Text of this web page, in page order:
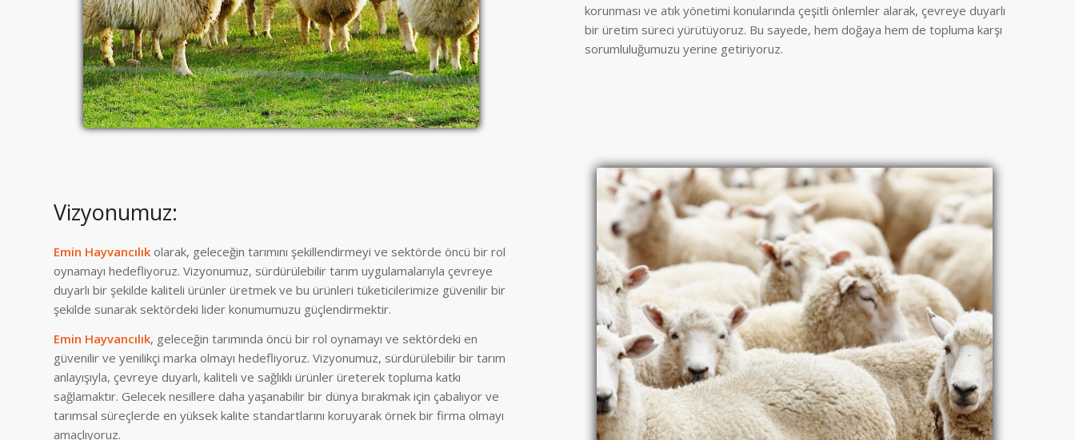
korunması ve atık yönetimi konularında çeşitli önlemler alarak, çevreye duyarlı
bir üretim süreci yürütüyoruz. Bu sayede, hem doğaya hem de topluma karşı
sorumluluğumuzu yerine getiriyoruz.
Vizyonumuz:
Emin Hayvancılık olarak, geleceğin tarımını şekillendirmeyi ve sektörde öncü bir rol
oynamayı hedefliyoruz. Vizyonumuz, sürdürülebilir tarım uygulamalarıyla çevreye
duyarlı bir şekilde kaliteli ürünler üretmek ve bu ürünleri tüketicilerimize güvenilir bir
şekilde sunarak sektördeki lider konumumuzu güçlendirmektir.
Emin Hayvancılık, geleceğin tarımında öncü bir rol oynamayı ve sektördeki en
güvenilir ve yenilikçi marka olmayı hedefliyoruz. Vizyonumuz, sürdürülebilir bir tarım
anlayışıyla, çevreye duyarlı, kaliteli ve sağlıklı ürünler üreterek topluma katkı
sağlamaktır. Gelecek nesillere daha yaşanabilir bir dünya bırakmak için çabalıyor ve
tarımsal süreçlerde en yüksek kalite standartlarını koruyarak örnek bir firma olmayı
amaçlıyoruz.